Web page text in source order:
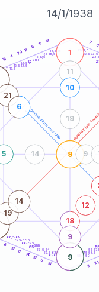
14/1/1938
generazione maschile generazione
11-12,5
12,5-13,5
13,5-14
16-17,5
17,5-18,5
18,5-19
21-22,5
22,5-23,5
56-57,5
57,5-58,5
58,5-59
61-62,5
62,5-63,5
63,5-64
66-67,5
67,5-68,5
68,5-69
19
4
20 16
6
17 18 7
6
21
3
14
5
19
14
6
19
6
1
9
9
18
12
11
9
5
10
9
14
19
21
6
19
14
15 anni
65anni